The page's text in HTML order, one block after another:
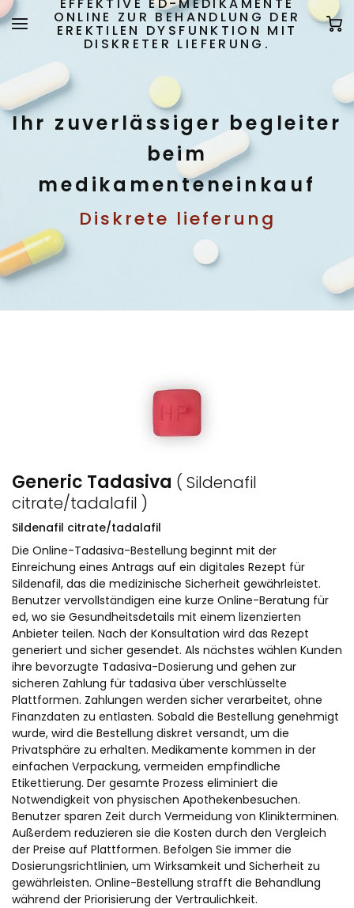
ONLINE ZUR BEHANDLUNG DER
EREKTILEN DYSFUNKTION MIT
DISKRETER LIEFERUNG.
Ihr zuverlässiger begleiter
beim
medikamenteneinkauf
Diskrete lieferung
Generic Tadasiva ( Sildenafil
citrate/tadalafil )
Sildenafil citrate/tadalafil
Die Online-Tadasiva-Bestellung beginnt mit der
Einreichung eines Antrags auf ein digitales Rezept für
Sildenafil, das die medizinische Sicherheit gewährleistet.
Benutzer vervollständigen eine kurze Online-Beratung für
ed, wo sie Gesundheitsdetails mit einem lizenzierten
Anbieter teilen. Nach der Konsultation wird das Rezept
generiert und sicher gesendet. Als nächstes wählen Kunden
ihre bevorzugte Tadasiva-Dosierung und gehen zur
sicheren Zahlung für tadasiva über verschlüsselte
Plattformen. Zahlungen werden sicher verarbeitet, ohne
Finanzdaten zu entlasten. Sobald die Bestellung genehmigt
wurde, wird die Bestellung diskret versandt, um die
Privatsphäre zu erhalten. Medikamente kommen in der
einfachen Verpackung, vermeiden empfindliche
Etikettierung. Der gesamte Prozess eliminiert die
Notwendigkeit von physischen Apothekenbesuchen.
Benutzer sparen Zeit durch Vermeidung von Klinikterminen.
Außerdem reduzieren sie die Kosten durch den Vergleich
der Preise auf Plattformen. Befolgen Sie immer die
Dosierungsrichtlinien, um Wirksamkeit und Sicherheit zu
gewährleisten. Online-Bestellung strafft die Behandlung
während der Priorisierung der Vertraulichkeit.